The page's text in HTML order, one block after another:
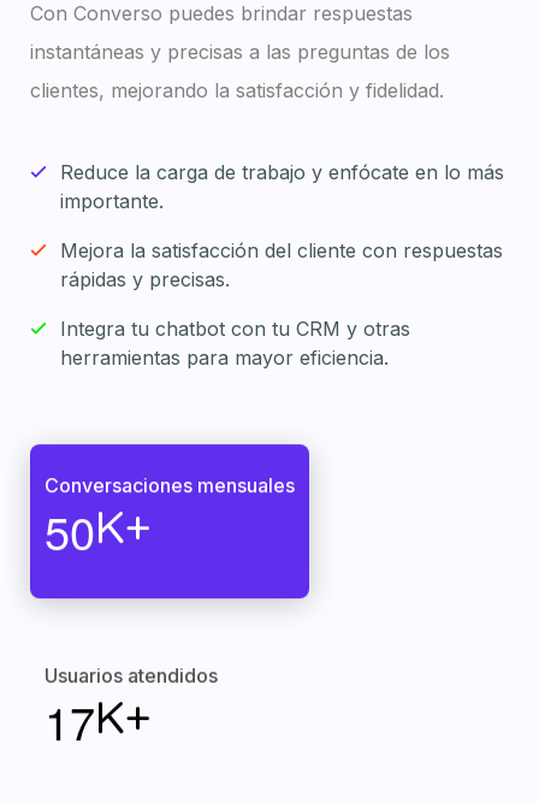
Con Converso puedes brindar respuestas
instantáneas y precisas a las preguntas de los
clientes, mejorando la satisfacción y fidelidad.
Reduce la carga de trabajo y enfócate en lo más
importante.
Mejora la satisfacción del cliente con respuestas
rápidas y precisas.
Integra tu chatbot con tu CRM y otras
herramientas para mayor eficiencia.
Conversaciones mensuales
50K+
Usuarios atendidos
17K+